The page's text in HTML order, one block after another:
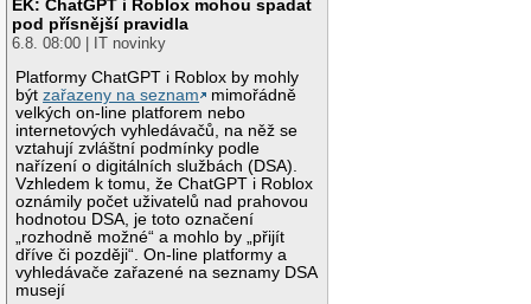
EK: ChatGPT i Roblox mohou spadat
pod přísnější pravidla
6.8. 08:00 | IT novinky
Platformy ChatGPT i Roblox by mohly
býtzařazeny na seznam
mimořádně
velkých on-line platforem nebo
internetových vyhledávačů, na něž se
vztahují zvláštní podmínky podle
nařízení o digitálních službách (DSA).
Vzhledem k tomu, že ChatGPT i Roblox
oznámily počet uživatelů nad prahovou
hodnotou DSA, je toto označení
„rozhodně možné“ a mohlo by „přijít
dříve či později“. On-line platformy a
vyhledávače zařazené na seznamy DSA
musejí